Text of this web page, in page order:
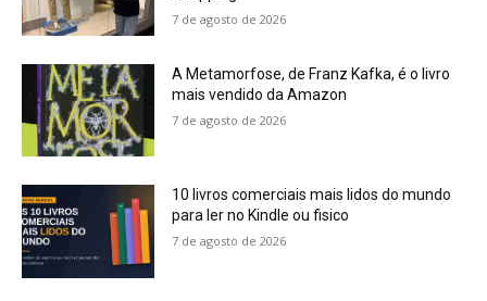
7 de agosto de 2026
A Metamorfose, de Franz Kafka, é o livro
mais vendido da Amazon
7 de agosto de 2026
10 livros comerciais mais lidos do mundo
para ler no Kindle ou fisico
7 de agosto de 2026